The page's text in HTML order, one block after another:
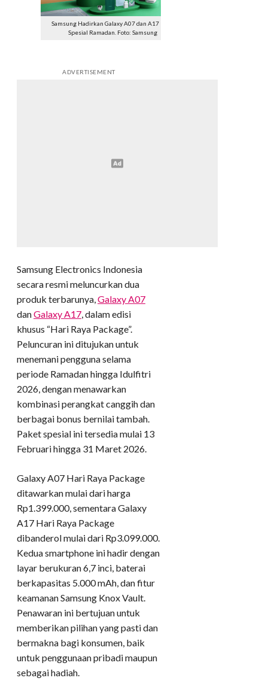
Samsung Hadirkan Galaxy A07 dan A17 Edisi
Spesial Ramadan. Foto: Samsung
ADVERTISEMENT
Samsung Electronics Indonesia
secara resmi meluncurkan dua
produk terbarunya,Galaxy A07
danGalaxy A17, dalam edisi
khusus “Hari Raya Package”.
Peluncuran ini ditujukan untuk
menemani pengguna selama
periode Ramadan hingga Idulfitri
2026, dengan menawarkan
kombinasi perangkat canggih dan
berbagai bonus bernilai tambah.
Paket spesial ini tersedia mulai 13
Februari hingga 31 Maret 2026.
Galaxy A07 Hari Raya Package
ditawarkan mulai dari harga
Rp1.399.000, sementara Galaxy
A17 Hari Raya Package
dibanderol mulai dari Rp3.099.000.
Kedua smartphone ini hadir dengan
layar berukuran 6,7 inci, baterai
berkapasitas 5.000 mAh, dan fitur
keamanan Samsung Knox Vault.
Penawaran ini bertujuan untuk
memberikan pilihan yang pasti dan
bermakna bagi konsumen, baik
untuk penggunaan pribadi maupun
sebagai hadiah.